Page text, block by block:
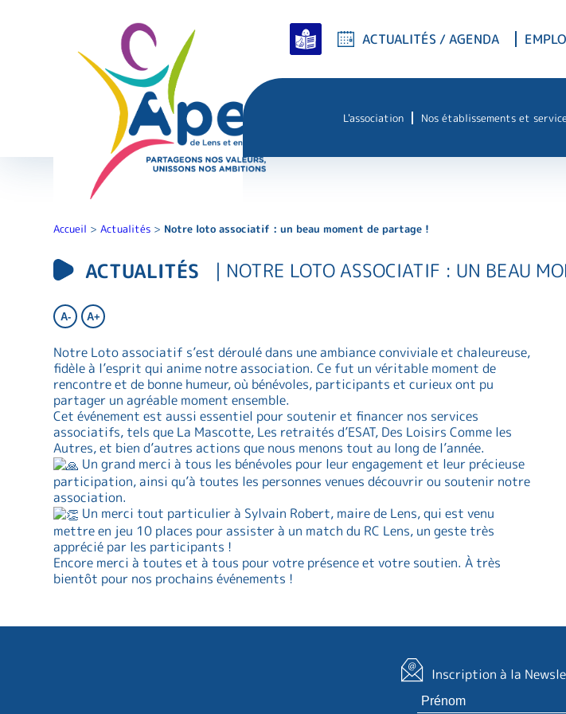
ACTUALITÉS / AGENDA
L'association Nos établissements et
Accueil >Actualités > Notre loto associatif : un beau moment de partage !
ACTUALITÉS | NOTRE LOTO ASSOCIATIF : UN BEAU
A- A+
Notre Loto associatif s’est déroulé dans une ambiance conviviale et chaleureuse,
fidèle à l’esprit qui anime notre association. Ce fut un véritable moment de
rencontre et de bonne humeur, où bénévoles, participants et curieux ont pu
partager un agréable moment ensemble.
Cet événement est aussi essentiel pour soutenir et financer nos services
associatifs, tels que La Mascotte, Les retraités d’ESAT, Des Loisirs Comme les
Autres, et bien d’autres actions que nous menons tout au long de l’année.
Un grand merci à tous les bénévoles pour leur engagement et leur précieuse
participation, ainsi qu’à toutes les personnes venues découvrir ou soutenir notre
association.
Un merci tout particulier à Sylvain Robert, maire de Lens, qui est venu
mettre en jeu 10 places pour assister à un match du RC Lens, un geste très
apprécié par les participants !
Encore merci à toutes et à tous pour votre présence et votre soutien. À très
bientôt pour nos prochains événements !
Inscription à la